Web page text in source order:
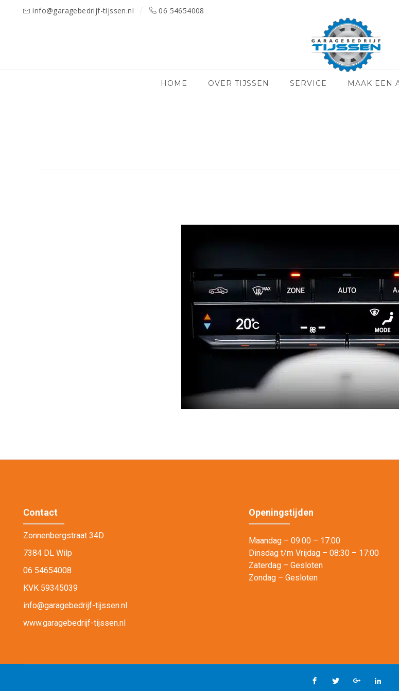
info@garagebedrijf-tijssen.nl 06 54654008
HOME OVER TIJSSEN SERVICE MAAK EEN
Contact
Zonnenbergstraat 34D
7384 DL Wilp
06 54654008
KVK 59345039
info@garagebedrijf-tijssen.nl
www.garagebedrijf-tijssen.nl
Openingstijden
Maandag – 09:00 – 17:00
Dinsdag t/m Vrijdag – 08:30 – 17:00
Zaterdag – Gesloten
Zondag – Gesloten